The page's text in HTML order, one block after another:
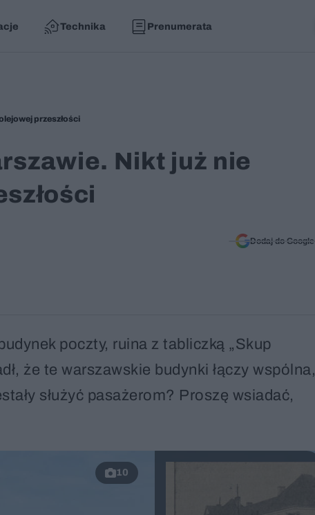
Technika Prenumerata
przeszłości
Nikt już nie
Dodaj do Google
poczty, ruina z tabliczką „Skup
że te warszawskie budynki łączy wspólna,
służyć pasażerom? Proszę wsiadać,
10